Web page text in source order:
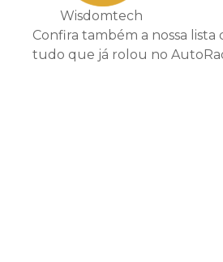
Wisdomtech
Confira também a nossa lista
tudo que já rolou no